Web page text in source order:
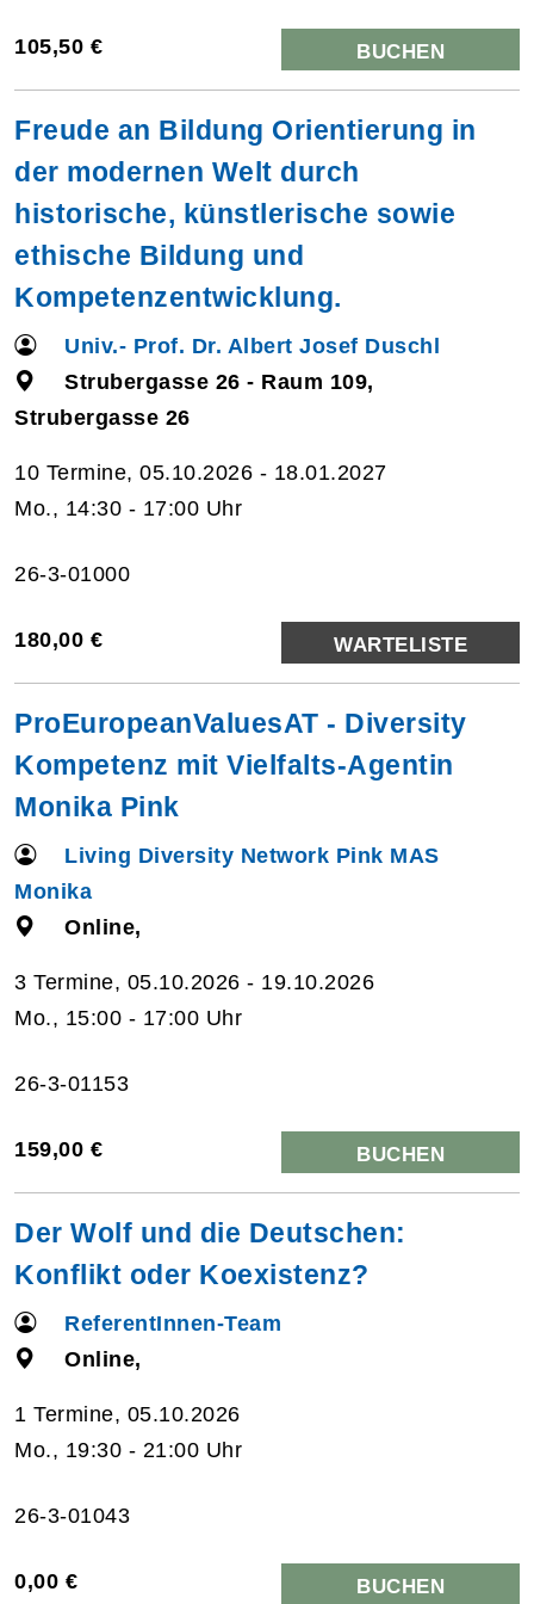
105,50 € BUCHEN
Freude an Bildung Orientierung in
der modernen Welt durch
historische, künstlerische sowie
ethische Bildung und
Kompetenzentwicklung.
Univ.- Prof. Dr. Albert Josef Duschl
Strubergasse 26 - Raum 109,
Strubergasse 26
10 Termine, 05.10.2026 - 18.01.2027
Mo., 14:30 - 17:00 Uhr
26-3-01000
180,00 € WARTELISTE
ProEuropeanValuesAT - Diversity
Kompetenz mit Vielfalts-Agentin
Monika Pink
Living Diversity Network Pink MAS
Monika
Online,
3 Termine, 05.10.2026 - 19.10.2026
Mo., 15:00 - 17:00 Uhr
26-3-01153
159,00 € BUCHEN
Der Wolf und die Deutschen:
Konflikt oder Koexistenz?
ReferentInnen-Team
Online,
1 Termine, 05.10.2026
Mo., 19:30 - 21:00 Uhr
26-3-01043
0,00 € BUCHEN